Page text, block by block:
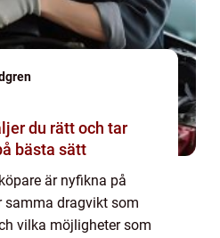
bästa sätt
är nyfikna på
samma dragvikt som
vilka möjligheter som